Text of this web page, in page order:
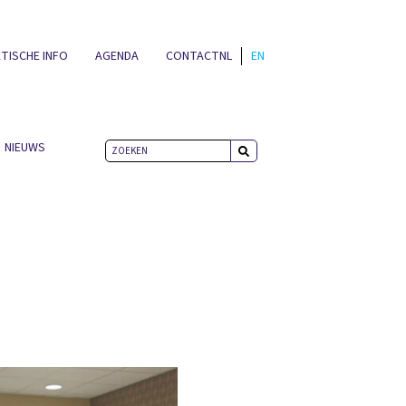
INFO AGENDA CONTACTNL EN
NIEUWS